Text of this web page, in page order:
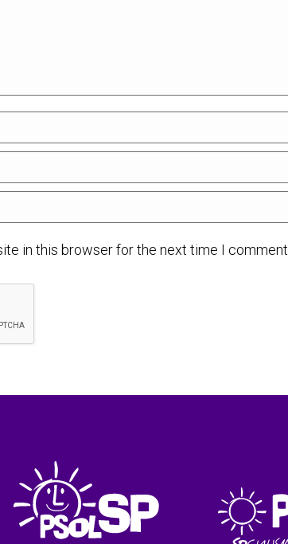
in this browser for the next time I comment.